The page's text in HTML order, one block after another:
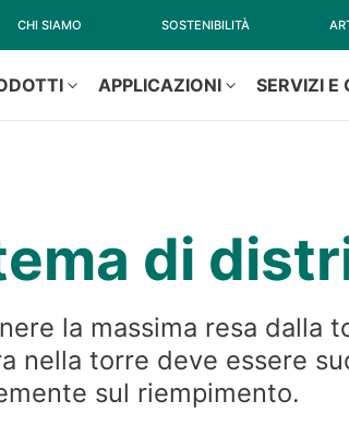
CHI SIAMO SOSTENIBILITÀ
APPLICAZIONI SERVIZI E
di
la massima resa dalla
nella torre deve essere
sul riempimento.